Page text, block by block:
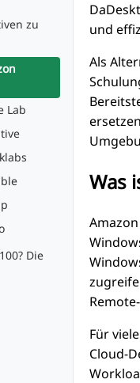
zu
Lab
Die
und
Als
Was
Für
Cloud-